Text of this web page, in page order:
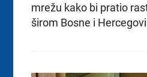
mrežu kako bi pratio
širom Bosne i